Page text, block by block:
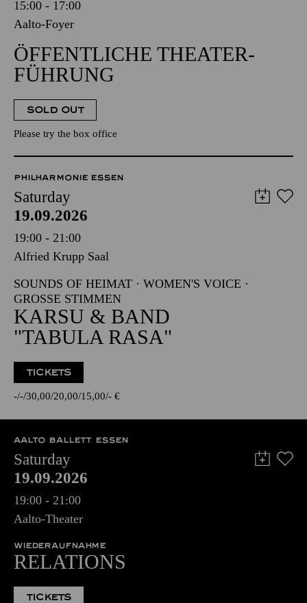
15:00 - 17:00
Aalto-Foyer
ÖFFENTLICHE THEATER­
FÜHRUNG
SOLD OUT
Please try the box office
PHILHARMONIE ESSEN
Saturday
19.09.2026
19:00 - 21:00
Alfried Krupp Saal
SOUNDS OF HEIMAT · WOMEN'S VOICE ·
GROSSE STIMMEN
KARSU & BAND
"TABULA RASA"
TICKETS
- - 30,00 20,00 15,00 - €
AALTO BALLETT ESSEN
Saturday
19.09.2026
19:00 - 21:00
Aalto-Theater
WIEDERAUFNAHME
RELATIONS
TICKETS